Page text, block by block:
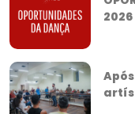
2026